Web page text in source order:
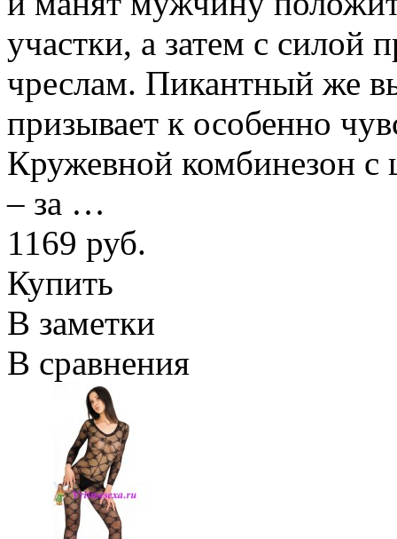
участки, а затем с силой
чреслам. Пикантный же
призывает к особенно
Кружевной комбинезон с
– за …
1169 руб.
Купить
В заметки
В сравнения